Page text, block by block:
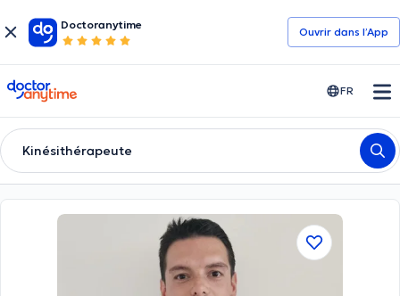
Doctoranytime
Ouvrir dans l’App
doctoranytime FR
Kinésithérapeute